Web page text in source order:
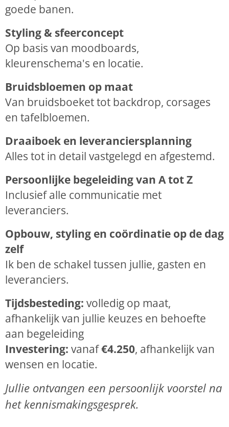
goede banen.
Styling & sfeerconcept
Op basis van moodboards,
kleurenschema's en locatie.
Bruidsbloemen op maat
Van bruidsboeket tot backdrop, corsages
en tafelbloemen.
Draaiboek en leveranciersplanning
Alles tot in detail vastgelegd en afgestemd.
Persoonlijke begeleiding van A tot Z
Inclusief alle communicatie met
leveranciers.
Opbouw, styling en coördinatie op de dag
zelf
Ik ben de schakel tussen jullie, gasten en
leveranciers.
Tijdsbesteding: volledig op maat,
afhankelijk van jullie keuzes en behoefte
aan begeleiding
Investering: vanaf€4.250, afhankelijk van
wensen en locatie.
Jullie ontvangen een persoonlijk voorstel na
het kennismakingsgesprek.